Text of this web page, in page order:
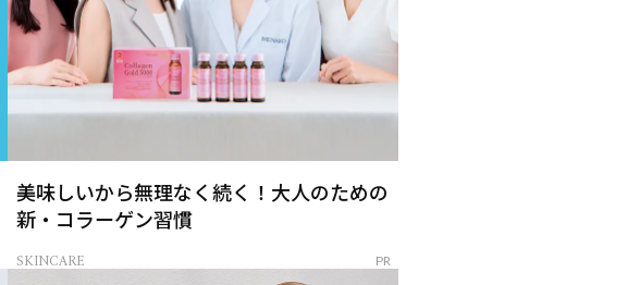
美味しいから無理なく続く！大人のための
新・コラーゲン習慣
SKINCARE PR